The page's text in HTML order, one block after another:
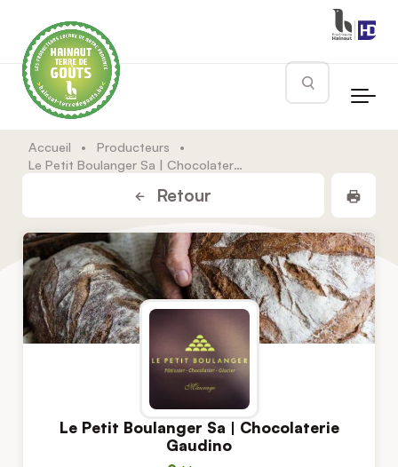
Rechercher
Accueil • Producteurs
•
Le Petit Boulanger Sa | Chocolaterie Gaudino
Retour
Le Petit Boulanger Sa | Chocolaterie
Gaudino